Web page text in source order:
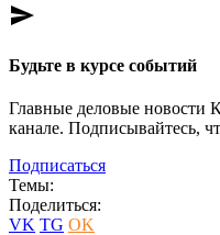
send
Будьте в курсе событий
Главные деловые новости
канале. Подписывайтесь,
Подписаться
Темы:
Поделиться:
VK TG OK